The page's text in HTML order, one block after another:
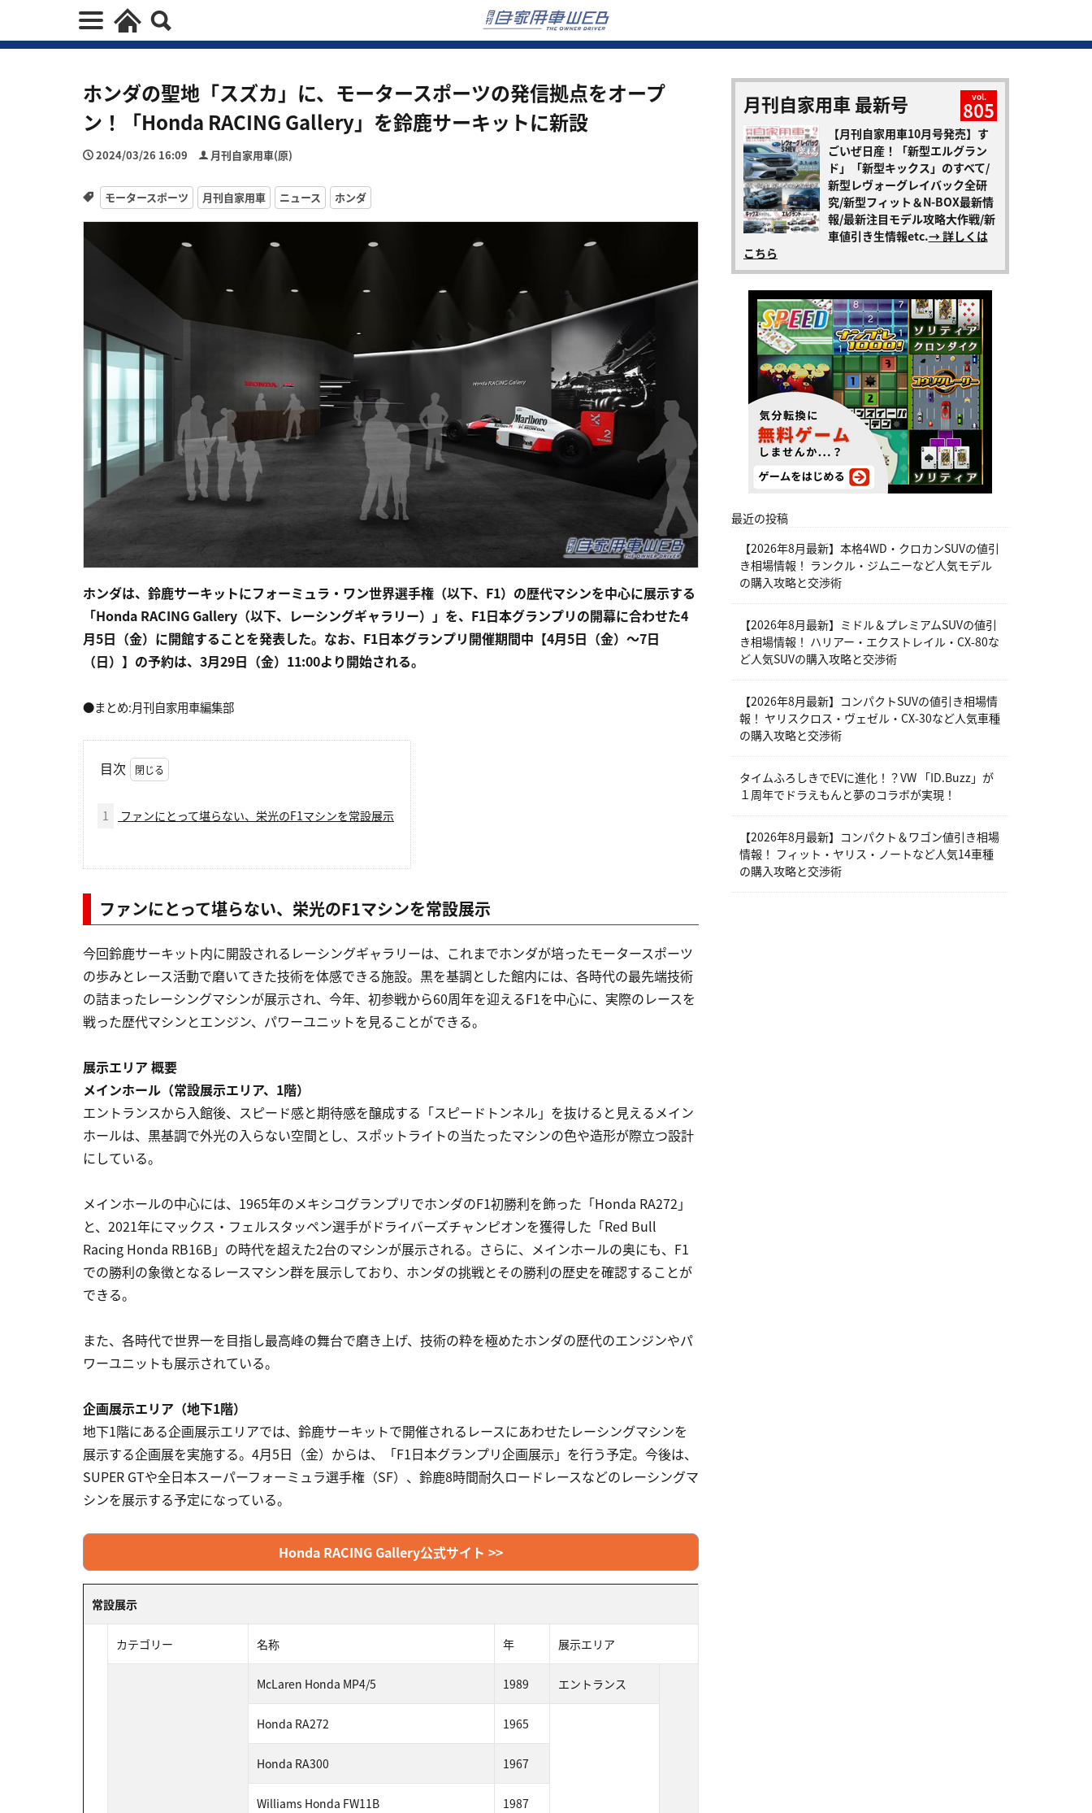
ホンダの聖地「スズカ」に、モータースポーツの発信拠点をオープ
ン！「Honda RACING Gallery」を鈴鹿サーキットに新設
2024/03/26 16:09 月刊自家用車(原)
モータースポーツ 月刊自家用車 ニュース ホンダ
ホンダは、鈴鹿サーキットにフォーミュラ・ワン世界選手権（以下、F1）の歴代マシンを中心に展示する
「Honda RACING Gallery（以下、レーシングギャラリー）」を、F1日本グランプリの開幕に合わせた4
月5日（金）に開館することを発表した。なお、F1日本グランプリ開催期間中【4月5日（金）〜7日
（日）】の予約は、3月29日（金）11:00より開始される。
●まとめ:月刊自家用車編集部
目次
1 ファンにとって堪らない、栄光のF1マシンを常設展示
ファンにとって堪らない、栄光のF1マシンを常設展示
今回鈴鹿サーキット内に開設されるレーシングギャラリーは、これまでホンダが培ったモータースポーツ
の歩みとレース活動で磨いてきた技術を体感できる施設。黒を基調とした館内には、各時代の最先端技術
の詰まったレーシングマシンが展示され、今年、初参戦から60周年を迎えるF1を中心に、実際のレースを
戦った歴代マシンとエンジン、パワーユニットを見ることができる。
展示エリア 概要
メインホール（常設展示エリア、1階）
エントランスから入館後、スピード感と期待感を醸成する「スピードトンネル」を抜けると見えるメイン
ホールは、黒基調で外光の入らない空間とし、スポットライトの当たったマシンの色や造形が際立つ設計
にしている。
メインホールの中心には、1965年のメキシコグランプリでホンダのF1初勝利を飾った「Honda RA272」
と、2021年にマックス・フェルスタッペン選手がドライバーズチャンピオンを獲得した「Red Bull
Racing Honda RB16B」の時代を超えた2台のマシンが展示される。さらに、メインホールの奥にも、F1
での勝利の象徴となるレースマシン群を展示しており、ホンダの挑戦とその勝利の歴史を確認することが
できる。
また、各時代で世界一を目指し最高峰の舞台で磨き上げ、技術の粋を極めたホンダの歴代のエンジンやパ
ワーユニットも展示されている。
企画展示エリア（地下1階）
地下1階にある企画展示エリアでは、鈴鹿サーキットで開催されるレースにあわせたレーシングマシンを
展示する企画展を実施する。4月5日（金）からは、「F1日本グランプリ企画展示」を行う予定。今後は、
SUPER GTや全日本スーパーフォーミュラ選手権（SF）、鈴鹿8時間耐久ロードレースなどのレーシングマ
シンを展示する予定になっている。
Honda RACING Gallery公式サイト >>
常設展示
カテゴリー 名称 年 展示エリア
McLaren Honda MP4/5 1989 エントランス
Honda RA272 1965
Honda RA300 1967
Williams Honda FW11B 1987
月刊自家用車 最新号 vol.
805
【月刊自家用車10月号発売】す
ごいぜ日産！「新型エルグラン
ド」「新型キックス」のすべて/
新型レヴォーグレイバック全研
究/新型フィット＆N-BOX最新情
報/最新注目モデル攻略大作戦/新
車値引き生情報etc.→ 詳しくは
こちら
最近の投稿
【2026年8月最新】本格4WD・クロカンSUVの値引
き相場情報！ ランクル・ジムニーなど人気モデル
の購入攻略と交渉術
【2026年8月最新】ミドル＆プレミアムSUVの値引
き相場情報！ ハリアー・エクストレイル・CX-80な
ど人気SUVの購入攻略と交渉術
【2026年8月最新】コンパクトSUVの値引き相場情
報！ ヤリスクロス・ヴェゼル・CX-30など人気車種
の購入攻略と交渉術
タイムふろしきでEVに進化！？VW 「ID.Buzz」が
１周年でドラえもんと夢のコラボが実現！
【2026年8月最新】コンパクト＆ワゴン値引き相場
情報！ フィット・ヤリス・ノートなど人気14車種
の購入攻略と交渉術